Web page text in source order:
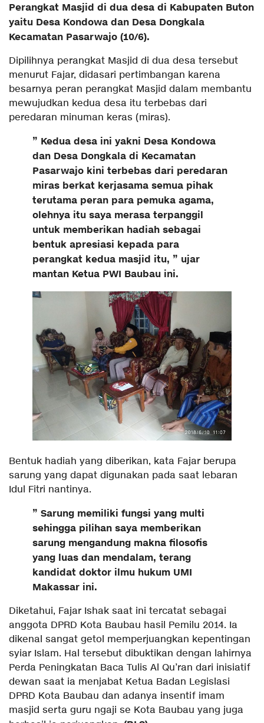
Perangkat Masjid di dua desa di Kabupaten Buton
yaitu Desa Kondowa dan Desa Dongkala
Kecamatan Pasarwajo (10/6).
Dipilihnya perangkat Masjid di dua desa tersebut
menurut Fajar, didasari pertimbangan karena
besarnya peran perangkat Masjid dalam membantu
mewujudkan kedua desa itu terbebas dari
peredaran minuman keras (miras).
” Kedua desa ini yakni Desa Kondowa
dan Desa Dongkala di Kecamatan
Pasarwajo kini terbebas dari peredaran
miras berkat kerjasama semua pihak
terutama peran para pemuka agama,
olehnya itu saya merasa terpanggil
untuk memberikan hadiah sebagai
bentuk apresiasi kepada para
perangkat kedua masjid itu, ” ujar
mantan Ketua PWI Baubau ini.
Bentuk hadiah yang diberikan, kata Fajar berupa
sarung yang dapat digunakan pada saat lebaran
Idul Fitri nantinya.
” Sarung memiliki fungsi yang multi
sehingga pilihan saya memberikan
sarung mengandung makna filosofis
yang luas dan mendalam, terang
kandidat doktor ilmu hukum UMI
Makassar ini.
Diketahui, Fajar Ishak saat ini tercatat sebagai
anggota DPRD Kota Baubau hasil Pemilu 2014. Ia
dikenal sangat getol memperjuangkan kepentingan
syiar Islam. Hal tersebut dibuktikan dengan lahirnya
Perda Peningkatan Baca Tulis Al Qu’ran dari inisiatif
dewan saat ia menjabat Ketua Badan Legislasi
DPRD Kota Baubau dan adanya insentif imam
masjid serta guru ngaji se Kota Baubau yang juga